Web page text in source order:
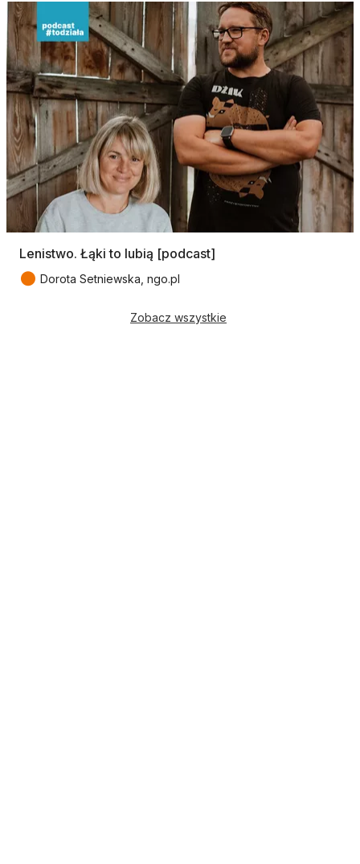
Lenistwo. Łąki to lubią [podcast]
● Dorota Setniewska, ngo.pl
Zobacz wszystkie